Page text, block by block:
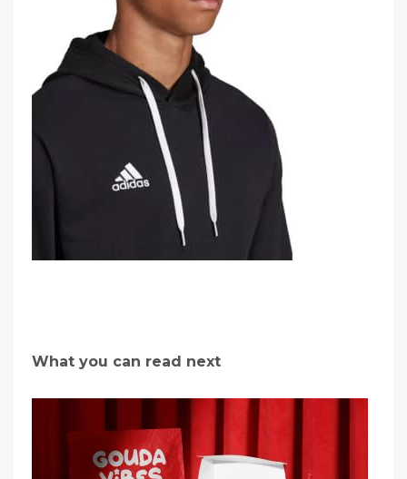
What you can read next